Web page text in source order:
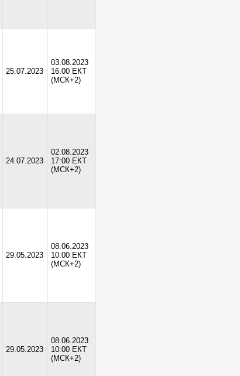
25.07.2023
03.08.2023
16:00 ЕКТ
(МСК+2)
24.07.2023
02.08.2023
17:00 ЕКТ
(МСК+2)
29.05.2023
08.06.2023
10:00 ЕКТ
(МСК+2)
29.05.2023
08.06.2023
10:00 ЕКТ
(МСК+2)